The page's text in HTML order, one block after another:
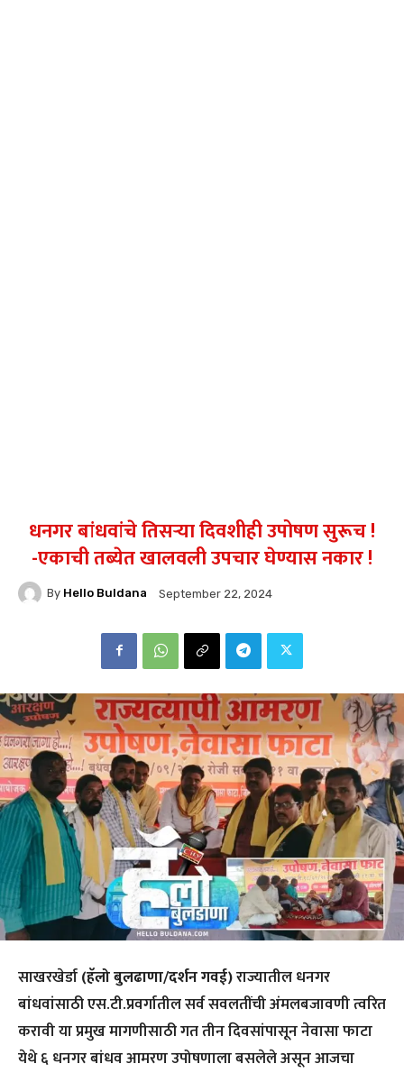
धनगर बांधवांचे तिसऱ्या दिवशीही उपोषण सुरूच !
-एकाची तब्येत खालवली उपचार घेण्यास नकार !
By Hello Buldana September 22, 2024
साखरखेर्डा(हॅलो बुलढाणा/दर्शन गवई)राज्यातील धनगर
बांधवांसाठी एस.टी.प्रवर्गातील सर्व सवलतींची अंमलबजावणी त्वरित
करावी या प्रमुख मागणीसाठी गत तीन दिवसांपासून नेवासा फाटा
येथे ६ धनगर बांधव आमरण उपोषणाला बसलेले असून आजचा